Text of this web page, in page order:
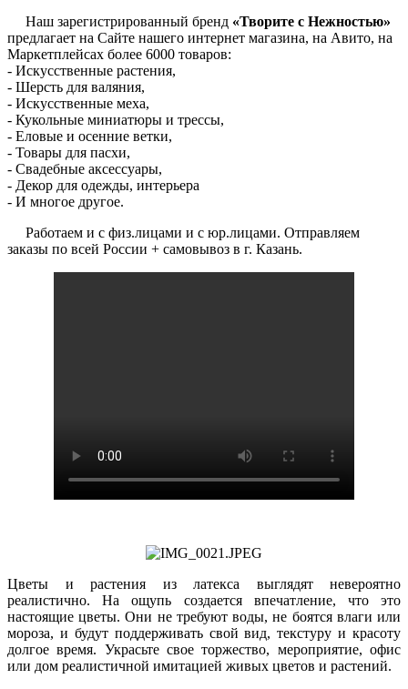
Наш зарегистрированный бренд «Творите с Нежностью»
предлагает на Сайте нашего интернет магазина, на Авито, на
Маркетплейсах более 6000 товаров:
- Искусственные растения,
- Шерсть для валяния,
- Искусственные меха,
- Кукольные миниатюры и трессы,
- Еловые и осенние ветки,
- Товары для пасхи,
- Свадебные аксессуары,
- Декор для одежды, интерьера
- И многое другое.
Работаем и с физ.лицами и с юр.лицами. Отправляем
заказы по всей России + самовывоз в г. Казань.
Цветы и растения из латекса выглядят невероятно
реалистично. На ощупь создается впечатление, что это
настоящие цветы. Они не требуют воды, не боятся влаги или
мороза, и будут поддерживать свой вид, текстуру и красоту
долгое время. Украсьте свое торжество, мероприятие, офис
или дом реалистичной имитацией живых цветов и растений.